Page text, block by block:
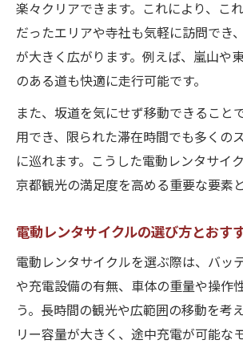
楽々クリアできます。これにより、こ
だったエリアや寺社も気軽に訪問でき
が大きく広がります。例えば、嵐山や
のある道も快適に走行可能です。
また、坂道を気にせず移動できること
用でき、限られた滞在時間でも多くの
に巡れます。こうした電動レンタサイ
京都観光の満足度を高める重要な要素
電動レンタサイクルの選び方とおす
電動レンタサイクルを選ぶ際は、バッ
や充電設備の有無、車体の重量や操作
う。長時間の観光や広範囲の移動を考
リー容量が大きく、途中充電が可能な